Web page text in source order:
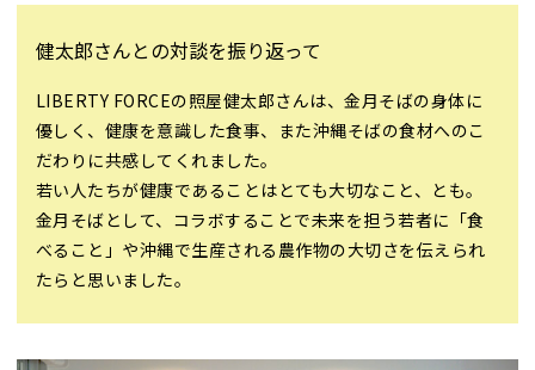
健太郎さんとの対談を振り返って
LIBERTY FORCEの照屋健太郎さんは、金月そばの身体に
優しく、健康を意識した食事、また沖縄そばの食材へのこ
だわりに共感してくれました。
若い人たちが健康であることはとても大切なこと、とも。
金月そばとして、コラボすることで未来を担う若者に「食
べること」や沖縄で生産される農作物の大切さを伝えられ
たらと思いました。